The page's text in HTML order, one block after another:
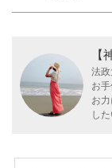
【
法政
お
お
し